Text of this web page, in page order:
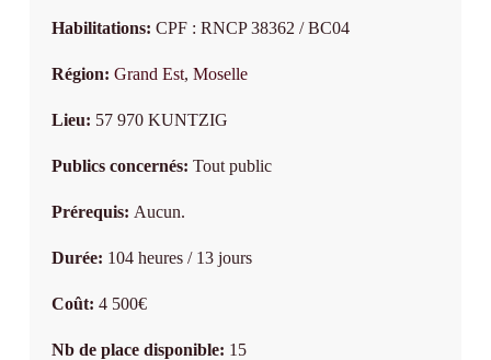
Habilitations: CPF : RNCP 38362 / BC04
Région: Grand Est, Moselle
Lieu: 57 970 KUNTZIG
Publics concernés: Tout public
Prérequis: Aucun.
Durée: 104 heures / 13 jours
Coût: 4 500€
Nb de place disponible: 15